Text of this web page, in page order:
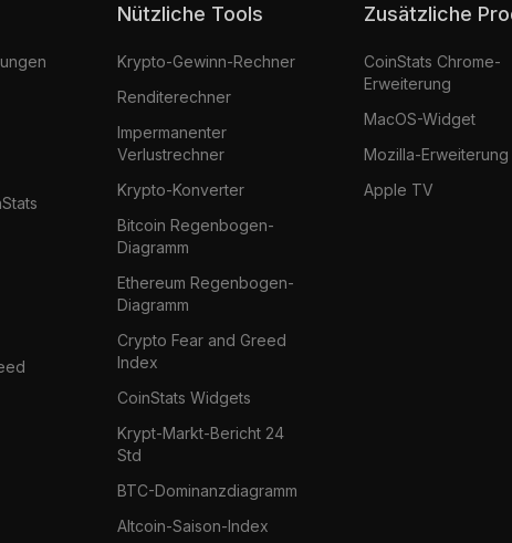
Nützliche Tools
Krypto-Gewinn-Rechner
Renditerechner
Impermanenter
Verlustrechner
Krypto-Konverter
Bitcoin Regenbogen-
Diagramm
Ethereum Regenbogen-
Diagramm
Crypto Fear and Greed
Index
CoinStats Widgets
Krypt-Markt-Bericht 24
Std
BTC-Dominanzdiagramm
Altcoin-Saison-Index
Zusätzliche
CoinStats Chrome-
Erweiterung
MacOS-Widget
Mozilla-Erweiterung
Apple TV